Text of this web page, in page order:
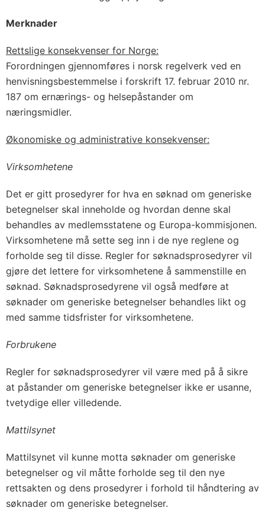
Merknader
Rettslige konsekvenser for Norge:
Forordningen gjennomføres i norsk regelverk ved en
henvisningsbestemmelse i forskrift 17. februar 2010 nr.
187 om ernærings- og helsepåstander om
næringsmidler.
Økonomiske og administrative konsekvenser:
Virksomhetene
Det er gitt prosedyrer for hva en søknad om generiske
betegnelser skal inneholde og hvordan denne skal
behandles av medlemsstatene og Europa-kommisjonen.
Virksomhetene må sette seg inn i de nye reglene og
forholde seg til disse. Regler for søknadsprosedyrer vil
gjøre det lettere for virksomhetene å sammenstille en
søknad. Søknadsprosedyrene vil også medføre at
søknader om generiske betegnelser behandles likt og
med samme tidsfrister for virksomhetene.
Forbrukene
Regler for søknadsprosedyrer vil være med på å sikre
at påstander om generiske betegnelser ikke er usanne,
tvetydige eller villedende.
Mattilsynet
Mattilsynet vil kunne motta søknader om generiske
betegnelser og vil måtte forholde seg til den nye
rettsakten og dens prosedyrer i forhold til håndtering av
søknader om generiske betegnelser.